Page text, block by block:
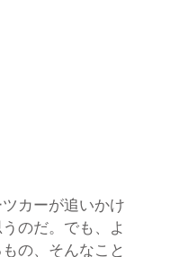
カーが追いかけ
のだ。でも、よ
の、そんなこと